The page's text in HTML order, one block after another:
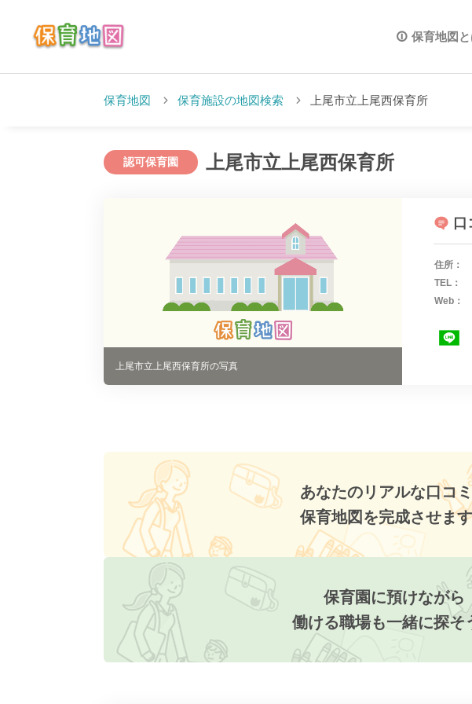
保育地図と
保育地図 保育施設の地図検索 上尾市立上尾西保育所
認可保育園 上尾市立上尾西保育所
上尾市立上尾西保育所の写真
住所：
TEL：
Web：
あなたのリアルな口コ
保育地図を完成させます
保育園に預けながら
働ける職場も一緒に探そ